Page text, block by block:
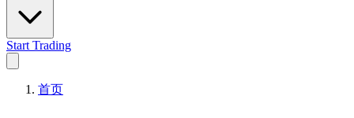
Start Trading
首页